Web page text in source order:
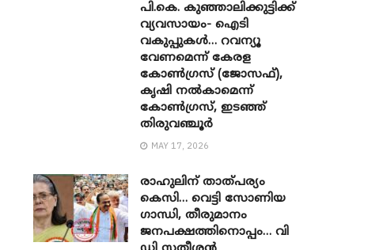
പി.കെ. കുഞ്ഞാലിക്കുട്ടിക്ക്
വ്യവസായം- ഐടി
വകുപ്പുകൾ… റവന്യൂ
വേണമെന്ന് കേരള
കോൺഗ്രസ് (ജോസഫ്),
കൃഷി നൽകാമെന്ന്
കോൺഗ്രസ്, ഇടഞ്ഞ്
തിരുവഞ്ചൂർ
MAY 17, 2026
രാഹുലിന് താത്പര്യം
കെസി… വെട്ടി സോണിയ ​
ഗാന്ധി, തീരുമാനം
ജനപക്ഷത്തിനൊപ്പം… വി